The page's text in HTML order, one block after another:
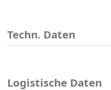
Techn. Daten
Logistische Daten